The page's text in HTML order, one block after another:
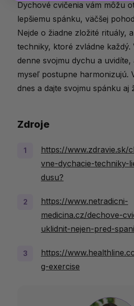
Dychové cvičenia vám môžu
lepšiemu spánku, väčšej
Nejde o žiadne zložité rituály,
techniky, ktoré zvládne každý.
denne svojmu dychu a uvidíte,
myseľ postupne harmonizujú.
dnes a dajte svojmu spánku aj
Zdroje
https://www.zdravie.sk/
vne-dychacie-techniky-
dusu?
https://www.netradicni-
medicina.cz/dechove-
uklidnit-nejen-pred-
https://
g-exercise